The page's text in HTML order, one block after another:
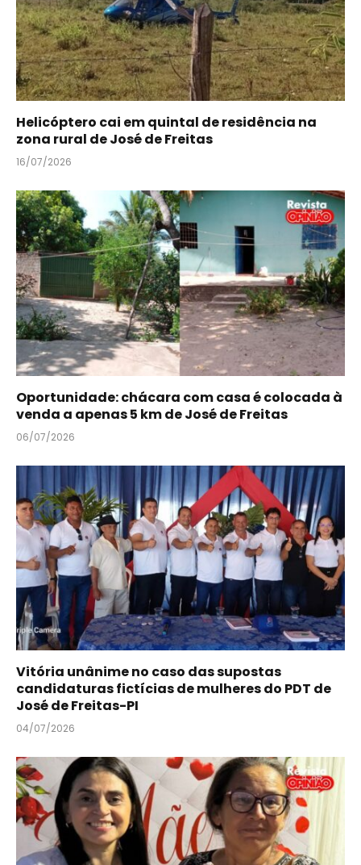
Helicóptero cai em quintal de residência na
zona rural de José de Freitas
16/07/2026
Oportunidade: chácara com casa é colocada à
venda a apenas 5 km de José de Freitas
06/07/2026
Vitória unânime no caso das supostas
candidaturas fictícias de mulheres do PDT de
José de Freitas-PI
04/07/2026